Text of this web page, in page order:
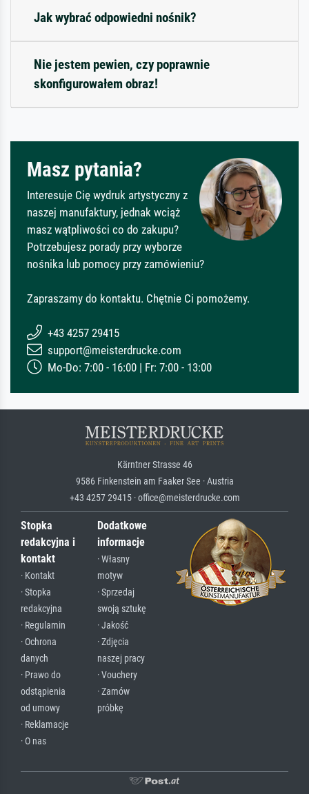
Jak wybrać odpowiedni nośnik?
Nie jestem pewien, czy poprawnie
skonfigurowałem obraz!
Masz pytania?
Interesuje Cię wydruk artystyczny z
naszej manufaktury, jednak wciąż
masz wątpliwości co do zakupu?
Potrzebujesz porady przy wyborze
nośnika lub pomocy przy zamówieniu?
Zapraszamy do kontaktu. Chętnie Ci pomożemy.
+43 4257 29415
support@meisterdrucke.com
Mo-Do: 7:00 - 16:00 | Fr: 7:00 - 13:00
Kärntner Strasse 46
9586 Finkenstein am Faaker See · Austria
+43 4257 29415 · office@meisterdrucke.com
Stopka
redakcyjna i
kontakt
· Kontakt
· Stopka
redakcyjna
· Regulamin
· Ochrona
danych
· Prawo do
odstąpienia
od umowy
· Reklamacje
· O nas
Dodatkowe
informacje
· Własny
motyw
· Sprzedaj
swoją sztukę
· Jakość
· Zdjęcia
naszej pracy
· Vouchery
· Zamów
próbkę